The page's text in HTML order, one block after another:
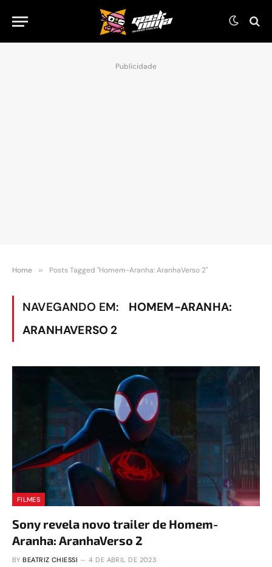
Publicidade
Home » Posts Tagged "Homem-Aranha: AranhaVerso 2"
NAVEGANDO EM:
HOMEM-ARANHA:
ARANHAVERSO 2
FILMES
Sony revela novo trailer de Homem-
Aranha: AranhaVerso 2
BY BEATRIZ CHIESSI 4 DE ABRIL DE 2023